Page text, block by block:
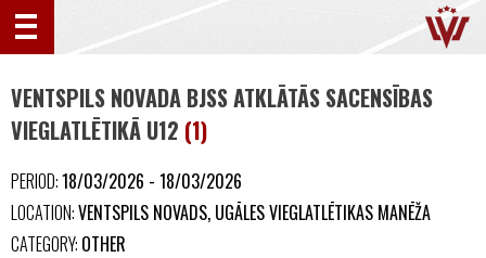
VENTSPILS NOVADA BJSS ATKLĀTĀS SACENSĪBAS
VIEGLATLĒTIKĀ U12 (1)
PERIOD:18/03/2026 - 18/03/2026
LOCATION:VENTSPILS NOVADS, UGĀLES VIEGLATLĒTIKAS MANĒŽA
CATEGORY: OTHER